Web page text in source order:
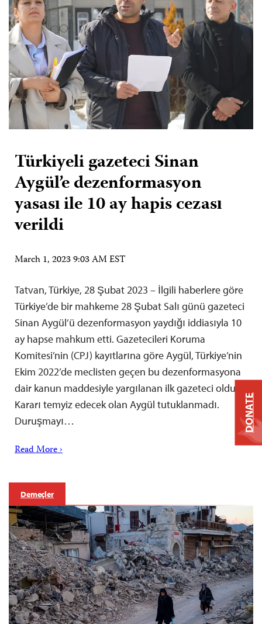
Türkiyeli gazeteci Sinan
Aygül’e dezenformasyon
yasası ile 10 ay hapis cezası
verildi
March 1, 2023 9:03 AM EST
Tatvan, Türkiye, 28 Şubat 2023 – İlgili haberlere göre
Türkiye’de bir mahkeme 28 Şubat Salı günü gazeteci
Sinan Aygül’ü dezenformasyon yaydığı iddiasıyla 10
ay hapse mahkum etti. Gazetecileri Koruma
Komitesi’nin (CPJ) kayıtlarına göre Aygül, Türkiye’nin
Ekim 2022’de meclisten geçen bu dezenformasyona
dair kanun maddesiyle yargılanan ilk gazeteci oldu.
Kararı temyiz edecek olan Aygül tutuklanmadı.
Duruşmayı…
Read More ›
Demeçler
DONATE